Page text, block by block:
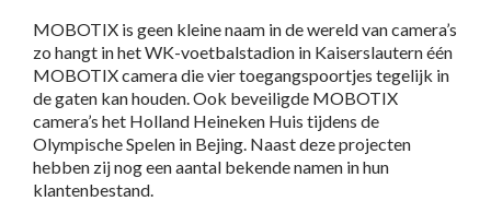
MOBOTIX is geen kleine naam in de wereld van camera’s
zo hangt in het WK-voetbalstadion in Kaiserslautern één
MOBOTIX camera die vier toegangspoortjes tegelijk in
de gaten kan houden. Ook beveiligde MOBOTIX
camera’s het Holland Heineken Huis tijdens de
Olympische Spelen in Bejing. Naast deze projecten
hebben zij nog een aantal bekende namen in hun
klantenbestand.